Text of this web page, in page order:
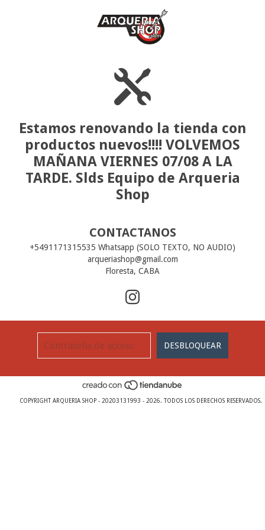
Estamos renovando la tienda con
productos nuevos!!!! VOLVEMOS
MAÑANA VIERNES 07/08 A LA
TARDE. Slds Equipo de Arqueria
Shop
CONTACTANOS
+5491171315535 Whatsapp (SOLO TEXTO, NO AUDIO)
arqueriashop@gmail.com
Floresta, CABA
COPYRIGHT ARQUERIA SHOP - 20203131993 - 2026. TODOS LOS DERECHOS RESERVADOS.